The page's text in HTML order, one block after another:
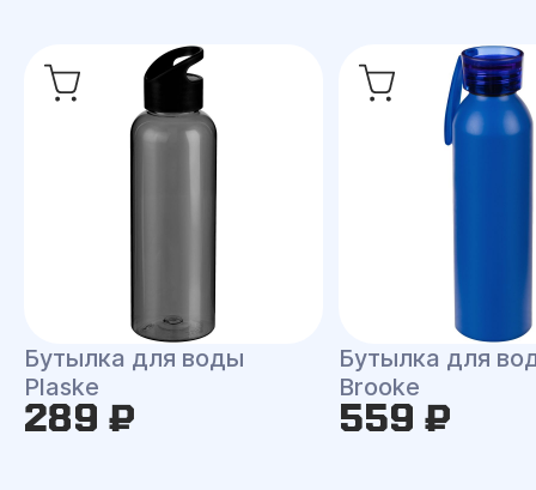
Бутылка для воды
Plaske
289 ₽
Бутылка для
Brooke
559 ₽